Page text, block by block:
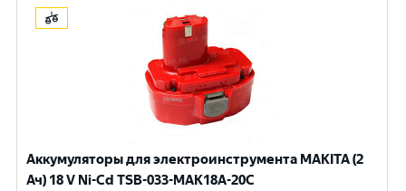
Аккумуляторы для электроинструмента MAKITA (2
Ач) 18 V Ni-Cd TSB-033-MAK18A-20C